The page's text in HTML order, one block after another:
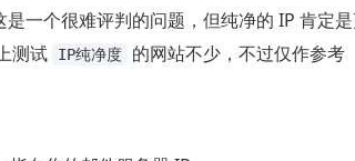
是一个很难评判的问题，但纯净的 IP 肯定
测试
IP纯净度 的网站不少，不过仅作参考